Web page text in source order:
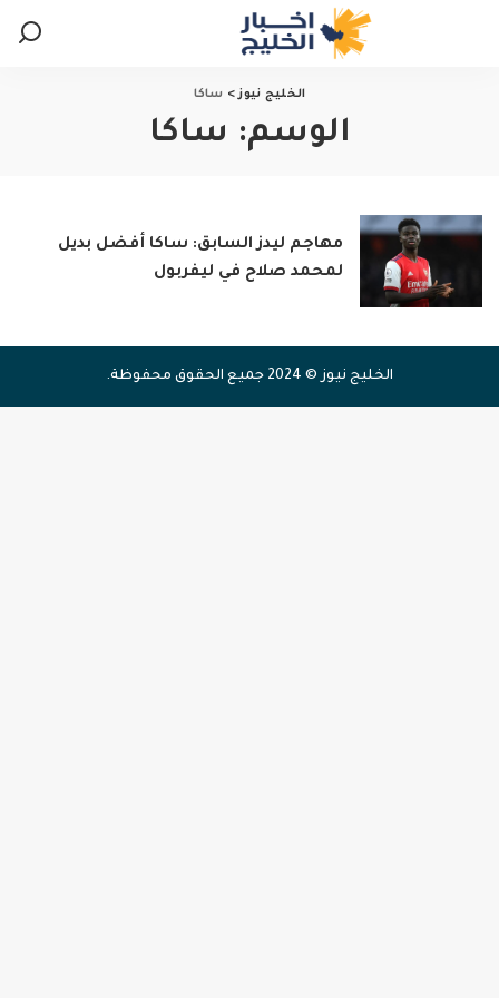
الخليج نيوز> ساكا
الوسم: ساكا
مهاجم ليدز السابق: ساكا أفضل بديل
لمحمد صلاح في ليفربول
الخليج نيوز © 2024 جميع الحقوق محفوظة.